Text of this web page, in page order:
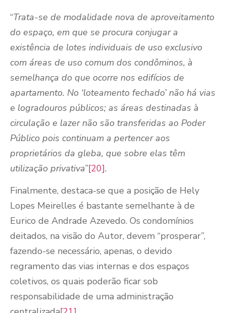
“Trata-se de modalidade nova de aproveitamento
do espaço, em que se procura conjugar a
existência de lotes individuais de uso exclusivo
com áreas de uso comum dos condôminos, à
semelhança do que ocorre nos edifícios de
apartamento. No ‘loteamento fechado’ não há vias
e logradouros públicos; as áreas destinadas à
circulação e lazer não são transferidas ao Poder
Público pois continuam a pertencer aos
proprietários da gleba, que sobre elas têm
utilização privativa”[20].
Finalmente, destaca-se que a posição de Hely
Lopes Meirelles é bastante semelhante à de
Eurico de Andrade Azevedo. Os condomínios
deitados, na visão do Autor, devem “prosperar”,
fazendo-se necessário, apenas, o devido
regramento das vias internas e dos espaços
coletivos, os quais poderão ficar sob
responsabilidade de uma administração